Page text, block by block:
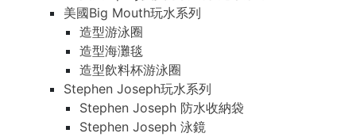
美國Big Mouth玩水系列
造型游泳圈
造型海灘毯
造型飲料杯游泳圈
Stephen Joseph玩水系列
Stephen Joseph 防水收納袋
Stephen Joseph 泳鏡